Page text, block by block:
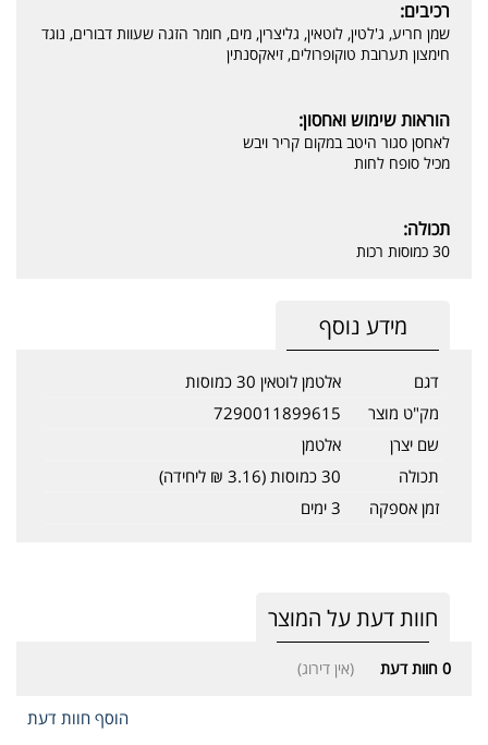
רכיבים:
שמן חריע, ג'לטין, לוטאין, גליצרין, מים, חומר הזגה שעוות דבורים, נוגד
חימצון תערובת טוקופרולים, זיאקסנתין
הוראות שימוש ואחסון:
לאחסן סגור היטב במקום קריר ויבש
מכיל סופח לחות
תכולה:
30 כמוסות רכות
מידע נוסף
דגם
אלטמן לוטאין 30 כמוסות
מק"ט מוצר
7290011899615
שם יצרן
אלטמן
תכולה
30 כמוסות (3.16 ₪ ליחידה)
זמן אספקה
3 ימים
חוות דעת על המוצר
0 חוות דעת (אין דירוג)
הוסף חוות דעת